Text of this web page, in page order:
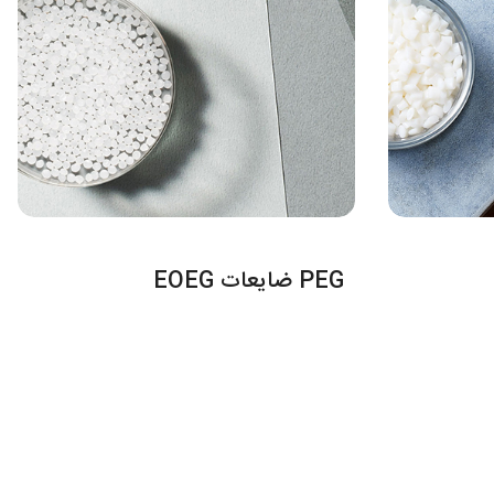
PEG ضایعات EOEG